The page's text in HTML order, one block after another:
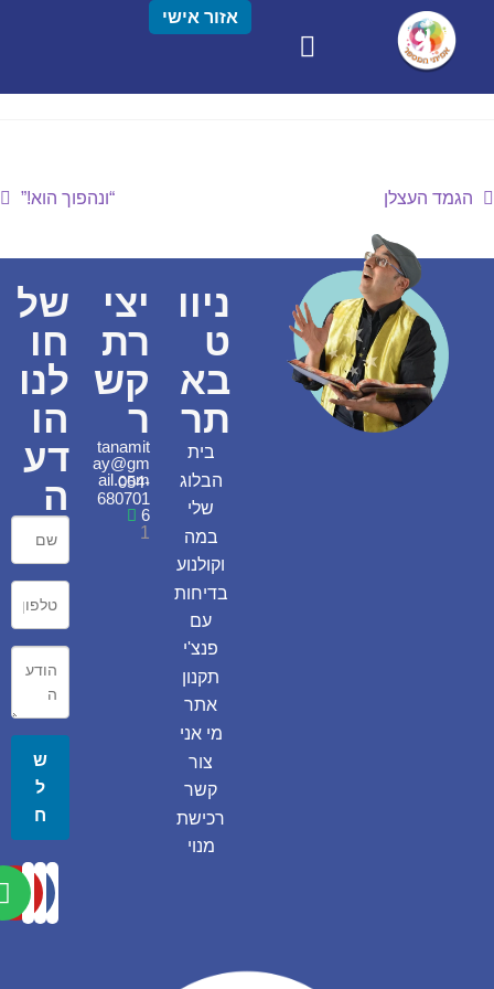
אזור אישי
הגמד העצלן “ונהפוך הוא!”
ניוו
ט
בא
תר
בית
הבלוג
שלי
במה
וקולנוע
בדיחות
עם
פנצ'י
תקנון
אתר
מי אני
צור
קשר
רכישת
מנוי
יצי
רת
קש
ר
tanamit
ay@gm
ail.com
054-
680701
6
1
של
חו
לנו
הו
דע
ה
ש
ל
ח